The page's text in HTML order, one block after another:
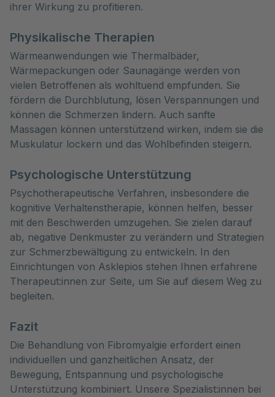
ihrer Wirkung zu profitieren.
Physikalische Therapien
Wärmeanwendungen wie Thermalbäder,
Wärmepackungen oder Saunagänge werden von
vielen Betroffenen als wohltuend empfunden. Sie
fördern die Durchblutung, lösen Verspannungen und
können die Schmerzen lindern. Auch sanfte
Massagen können unterstützend wirken, indem sie die
Muskulatur lockern und das Wohlbefinden steigern.
Psychologische Unterstützung
Psychotherapeutische Verfahren, insbesondere die
kognitive Verhaltenstherapie, können helfen, besser
mit den Beschwerden umzugehen. Sie zielen darauf
ab, negative Denkmuster zu verändern und Strategien
zur Schmerzbewältigung zu entwickeln. In den
Einrichtungen von Asklepios stehen Ihnen erfahrene
Therapeut:innen zur Seite, um Sie auf diesem Weg zu
begleiten.
Fazit
Die Behandlung von Fibromyalgie erfordert einen
individuellen und ganzheitlichen Ansatz, der
Bewegung, Entspannung und psychologische
Unterstützung kombiniert. Unsere Spezialist:innen bei